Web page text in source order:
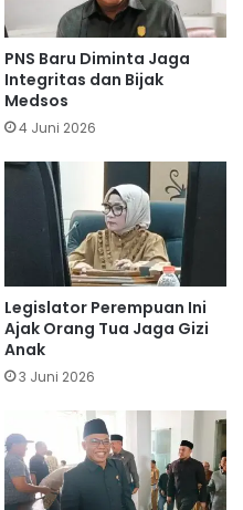
PNS Baru Diminta Jaga
Integritas dan Bijak
Medsos
4 Juni 2026
Legislator Perempuan Ini
Ajak Orang Tua Jaga Gizi
Anak
3 Juni 2026